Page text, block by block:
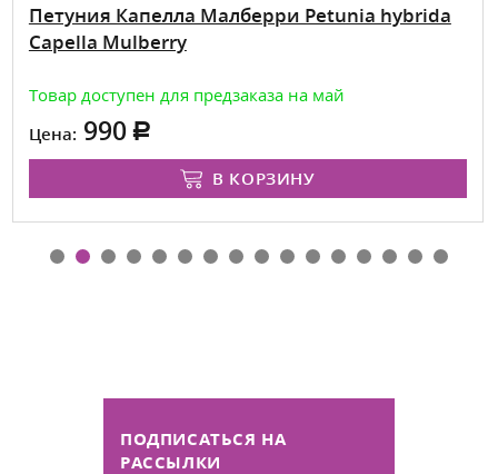
Петуния Капелла Малберри Petunia hybrida
Capella Mulberry
Товар доступен для предзаказа на май
Цена: 990
В КОРЗИНУ
ПОДПИСАТЬСЯ НА
РАССЫЛКИ